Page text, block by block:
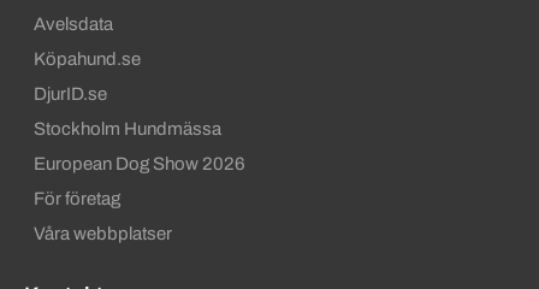
Avelsdata
Köpahund.se
DjurID.se
Stockholm Hundmässa
European Dog Show 2026
För företag
Våra webbplatser